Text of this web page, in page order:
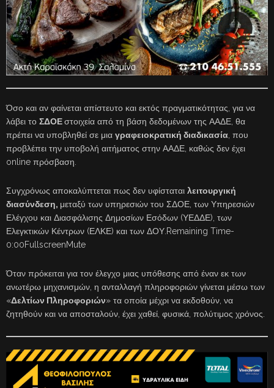
Όσο και αν φαίνεται απίστευτο και εκτός πραγματικότητας, για να
λάβει το ΣΔΟΕστοιχεία από τη βάση δεδομένων της ΑΑΔΕ, θα
πρέπει να υποβληθεί σε μια γραφειοκρατική διαδικασία, που
προβλέπει την υποβολή αιτήματος στην ΑΑΔΕ, καθώς δεν έχει
online πρόσβαση.
Συγχρόνως αποκαλύπτεται πως δεν υφίσταται λειτουργική
διασύνδεση, μεταξύ των υπηρεσιών του ΣΔΟΕ, των Υπηρεσιών
Ελέγχου και Διασφάλισης Δημοσίων Εσόδων (ΥΕΔΔΕ), των
Ελεγκτικών Κέντρων (ΕΛΚΕ) και των ΔΟΥ.Remaining Time-
0:00FullscreenMute
Όταν πρόκειται για τον έλεγχο μιας υπόθεσης από έναν εκ των
ανωτέρω μηχανισμών, η ανταλλαγή πληροφοριών γίνεται μέσω των
«Δελτίων Πληροφοριών» τα οποία μέχρι να εκδοθούν, να
ζητηθούν και να αποσταλούν, έχει χαθεί, φυσικά, πολύτιμος χρόνος.